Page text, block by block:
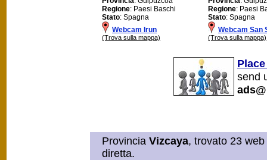
Regione: Paesi Baschi
Stato: Spagna
Webcam Irun
(Trova sulla mappa)
Regione: Paesi
Stato: Spagna
Webcam San
(Trova sulla mappa)
send
Provincia Vizcaya, trovato 23
diretta.